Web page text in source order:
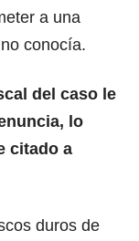
a una
conocía.
del caso le
lo
citado a
duros de